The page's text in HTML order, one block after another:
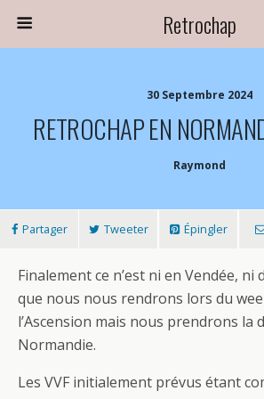
Retrochap
30 Septembre 2024
RETROCHAP EN
Raymond
Partager Tweeter Épingler
Finalement ce n’est ni en Vendée, ni
que nous nous rendrons lors du
l’Ascension mais nous prendrons la
Normandie.
Les VVF initialement prévus étant